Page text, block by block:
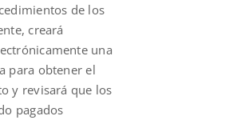
de los
creará
una
para obtener el
y revisará que los
pagados